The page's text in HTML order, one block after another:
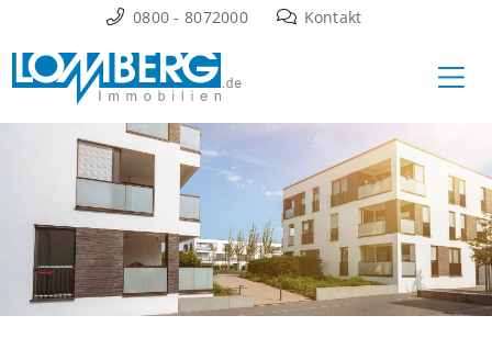
Inhalt
springen
0800 - 8072000 Kontakt